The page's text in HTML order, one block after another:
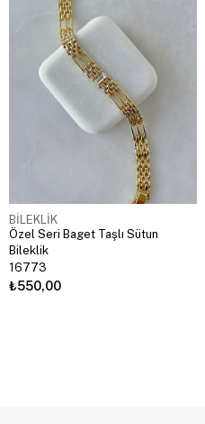
BİLEKLİK
Özel Seri Baget Taşlı Sütun
Bileklik
16773
₺550,00